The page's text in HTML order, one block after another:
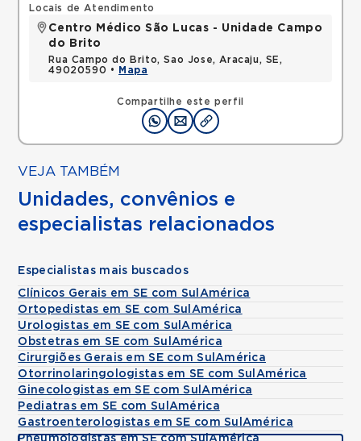
Compartilhe este perfil
Locais de Atendimento
Centro Médico São Lucas - Unidade Campo
do Brito
Rua Campo do Brito, Sao Jose, Aracaju, SE,
49020590 •
Mapa
VEJA TAMBÉM
Unidades, convênios e
especialistas relacionados
Especialistas mais buscados
Clínicos Gerais em SE com SulAmérica
Ortopedistas em SE com SulAmérica
Urologistas em SE com SulAmérica
Obstetras em SE com SulAmérica
Cirurgiões Gerais em SE com SulAmérica
Otorrinolaringologistas em SE com SulAmérica
Ginecologistas em SE com SulAmérica
Pediatras em SE com SulAmérica
Gastroenterologistas em SE com SulAmérica
Pneumologistas em SE com SulAmérica